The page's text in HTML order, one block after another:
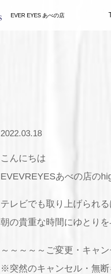
EVER EYES あべの店
2022.03.18
こんにちは
EVEVREYESあべの店の
テレビでも取り上げられ
朝の貴重な時間にゆとりを
～～～～～ご変更・キャ
※突然のキャンセル・無